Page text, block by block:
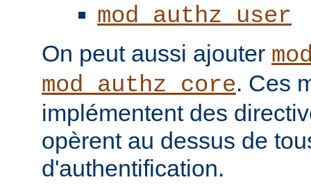
mod_authz_user
On peut aussi ajouter
mod_authz_core. Ces
implémentent des
opèrent au dessus de
d'authentification.